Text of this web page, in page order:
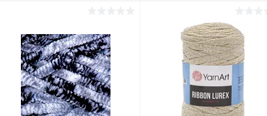
Купить в 1 клик Сравнение
В избранное Под заказ
Запросить цену
Купить в 1 клик Сравнение
В избранное Под заказ